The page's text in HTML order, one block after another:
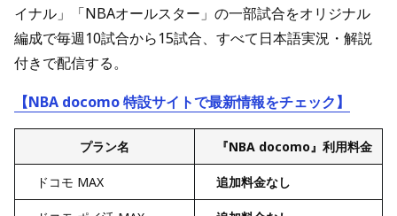
イナル」「NBAオールスター」の一部試合をオリジナル
編成で毎週10試合から15試合、すべて日本語実況・解説
付きで配信する。
【NBA docomo 特設サイトで最新情報をチェック】
プラン名 『NBA docomo』利用料金
ドコモ MAX 追加料金なし